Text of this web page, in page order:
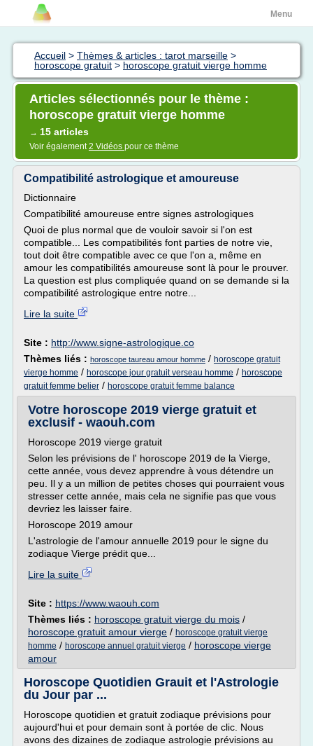
Menu
Accueil > Thèmes & articles : tarot marseille >
horoscope gratuit > horoscope gratuit vierge homme
Articles sélectionnés pour le thème :
horoscope gratuit vierge homme
→ 15 articles
Voir également2 Vidéos pour ce thème
Compatibilité astrologique et amoureuse
Dictionnaire
Compatibilité amoureuse entre signes astrologiques
Quoi de plus normal que de vouloir savoir si l'on est
compatible... Les compatibilités font parties de notre vie,
tout doit être compatible avec ce que l'on a, même en
amour les compatibilités amoureuse sont là pour le prouver.
La question est plus compliquée quand on se demande si la
compatibilité astrologique entre notre...
Lire la suite
Site : http://www.signe-astrologique.co
Thèmes liés : horoscope taureau amour homme / horoscope gratuit
vierge homme / horoscope jour gratuit verseau homme / horoscope
gratuit femme belier / horoscope gratuit femme balance
Votre horoscope 2019 vierge gratuit et
exclusif - waouh.com
Horoscope 2019 vierge gratuit
Selon les prévisions de l' horoscope 2019 de la Vierge,
cette année, vous devez apprendre à vous détendre un
peu. Il y a un million de petites choses qui pourraient vous
stresser cette année, mais cela ne signifie pas que vous
devriez les laisser faire.
Horoscope 2019 amour
L'astrologie de l'amour annuelle 2019 pour le signe du
zodiaque Vierge prédit que...
Lire la suite
Site : https://www.waouh.com
Thèmes liés : horoscope gratuit vierge du mois /
horoscope gratuit amour vierge / horoscope gratuit vierge
homme / horoscope annuel gratuit vierge / horoscope vierge
amour
Horoscope Quotidien Grauit et l'Astrologie
du Jour par ...
Horoscope quotidien et gratuit zodiaque prévisions pour
aujourd'hui et pour demain sont à portée de clic. Nous
avons des dizaines de zodiaque astrologie prévisions au